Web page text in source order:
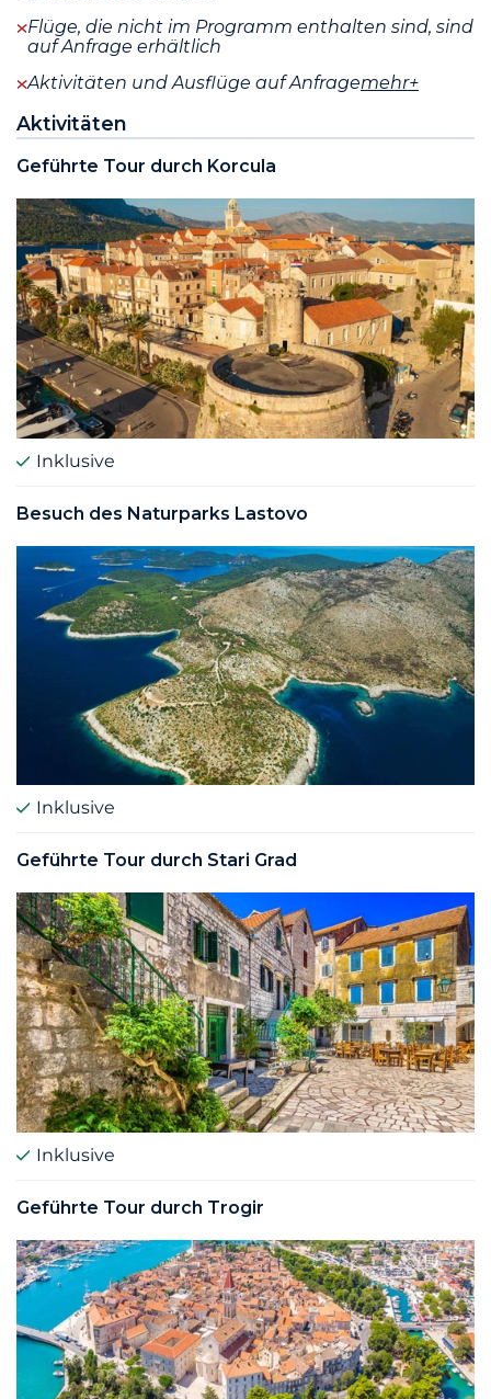
Flüge, die nicht im Programm enthalten sind, sind
auf Anfrage erhältlich
Aktivitäten und Ausflüge auf Anfragemehr+
Aktivitäten
Geführte Tour durch Korcula
Inklusive
Besuch des Naturparks Lastovo
Inklusive
Geführte Tour durch Stari Grad
Inklusive
Geführte Tour durch Trogir